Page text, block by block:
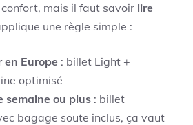
confort, mais il faut savoir lire
une règle simple :
en Europe : billet Light +
optimisé
semaine ou plus : billet
bagage soute inclus, ça vaut